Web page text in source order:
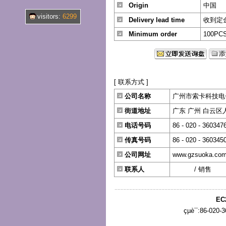
visitors: 6299
Origin
中国
Delivery lead time
收到定
Minimum order
[ 联系方式 ]
公司名称
广州市索卡科技
街道地址
广东 广州 白云区
电话号码
86 - 020 -
传真号码
86 - 020 -
公司网址
联系人
/ 销售
çµè¯:86-